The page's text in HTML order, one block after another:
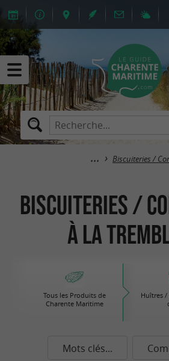
Biscuiteries /
Biscuiteries /
à La
Tous les Produits de
Charente Maritime
Huîtres
Mots clés...